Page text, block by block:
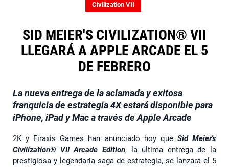
Civilization VII
SID MEIER'S CIVILIZATION® VII
LLEGARÁ A APPLE ARCADE EL 5
DE FEBRERO
La nueva entrega de la aclamada y exitosa
franquicia de estrategia 4X estará disponible para
iPhone, iPad y Mac a través de Apple Arcade
2K y Firaxis Games han anunciado hoy que Sid Meier's
Civilization® VII Arcade Edition, la última entrega de la
prestigiosa y legendaria saga de estrategia, se lanzará el 5